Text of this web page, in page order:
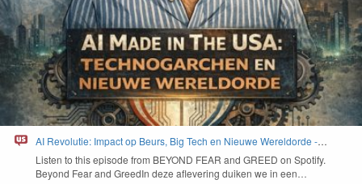
AI Revolutie: Impact op Beurs, Big Tech en Nieuwe Wereldorde -
BEYOND FEAR and GREED
Lis­ten to this episode from BEYOND FEAR and GREED on Spo­ti­fy.
Beyond Fear and Greed­In deze aflev­er­ing duiken we in een…